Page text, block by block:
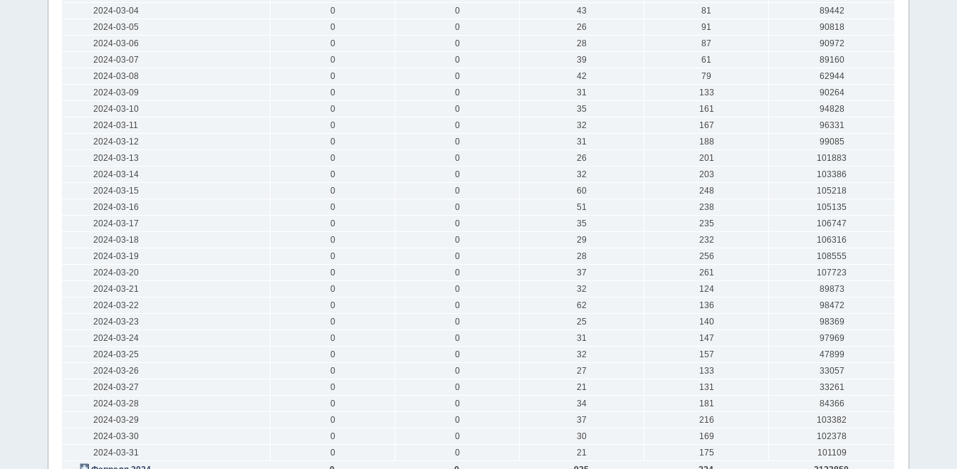
2024-03-04
0 0 43 81
89442
2024-03-05
0 0 26 91
90818
2024-03-06
0 0 28 87
90972
2024-03-07
0 0 39 61
89160
2024-03-08
0 0 42 79
62944
2024-03-09
0 0 31 133
90264
2024-03-10
0 0 35 161
94828
2024-03-11
0 0 32 167
96331
2024-03-12
0 0 31 188
99085
2024-03-13
0 0 26 201
101883
2024-03-14
0 0 32 203
103386
2024-03-15
0 0 60 248
105218
2024-03-16
0 0 51 238
105135
2024-03-17
0 0 35 235
106747
2024-03-18
0 0 29 232
106316
2024-03-19
0 0 28 256
108555
2024-03-20
0 0 37 261
107723
2024-03-21
0 0 32 124
89873
2024-03-22
0 0 62 136
98472
2024-03-23
0 0 25 140
98369
2024-03-24
0 0 31 147
97969
2024-03-25
0 0 32 157
47899
2024-03-26
0 0 27 133
33057
2024-03-27
0 0 21 131
33261
2024-03-28
0 0 34 181
84366
2024-03-29
0 0 37 216
103382
2024-03-30
0 0 30 169
102378
2024-03-31
0 0 21 175
101109